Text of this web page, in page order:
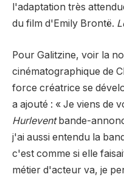
l'adaptation très
du film d'Emily Brontë.
Pour Galitzine, voir la
cinématographique de
force créatrice se
a ajouté : « Je viens de
Hurleventbande-
j'ai aussi entendu la
c'est comme si elle
métier d'acteur va, je